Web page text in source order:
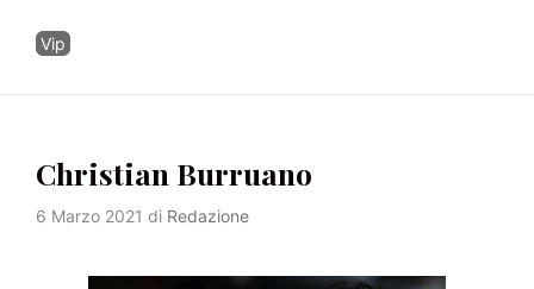
Categorie
Vip
Christian Burruano
6 Marzo 2021 di Redazione